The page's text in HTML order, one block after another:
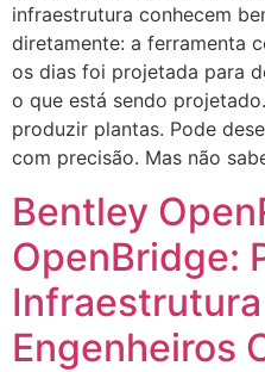
infraestrutura conhecem
diretamente: a ferramenta
os dias foi projetada para
o que está sendo
produzir plantas. Pode
com precisão. Mas não
Bentley
OpenBridge:
Engenheiros